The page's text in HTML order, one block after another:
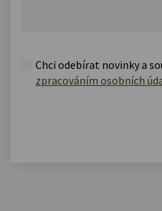
Chci odebírat novinky a
zpracováním osobních